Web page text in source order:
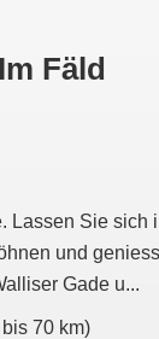
Fäld
Lassen Sie sich
und
Gade u...
70 km)